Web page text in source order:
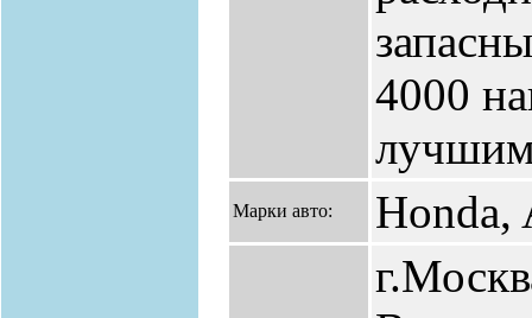
4000
Марки авто: Honda,